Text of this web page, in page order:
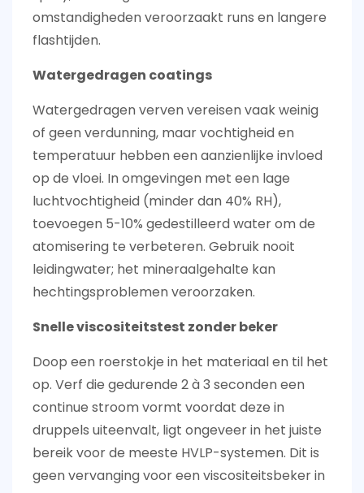
omstandigheden veroorzaakt runs en langere
flashtijden.
Watergedragen coatings
Watergedragen verven vereisen vaak weinig
of geen verdunning, maar vochtigheid en
temperatuur hebben een aanzienlijke invloed
op de vloei. In omgevingen met een lage
luchtvochtigheid (minder dan 40% RH),
toevoegen 5-10% gedestilleerd waterom de
atomisering te verbeteren. Gebruik nooit
leidingwater; het mineraalgehalte kan
hechtingsproblemen veroorzaken.
Snelle viscositeitstest zonder beker
Doop een roerstokje in het materiaal en til het
op. Verf die gedurende 2 à 3 seconden een
continue stroom vormt voordat deze in
druppels uiteenvalt, ligt ongeveer in het juiste
bereik voor de meeste HVLP-systemen. Dit is
geen vervanging voor een viscositeitsbeker in